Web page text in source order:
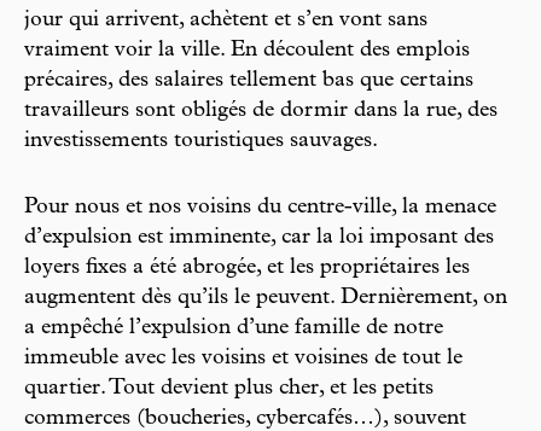
jour qui arrivent, achètent et s’en vont sans
vraiment voir la ville. En découlent des emplois
précaires, des salaires tellement bas que certains
travailleurs sont obligés de dormir dans la rue, des
investissements touristiques sauvages.
Pour nous et nos voisins du centre-ville, la menace
d’expulsion est imminente, car la loi imposant des
loyers fixes a été abrogée, et les propriétaires les
augmentent dès qu’ils le peuvent. Dernièrement, on
a empêché l’expulsion d’une famille de notre
immeuble avec les voisins et voisines de tout le
quartier. Tout devient plus cher, et les petits
commerces (boucheries, cybercafés…), souvent